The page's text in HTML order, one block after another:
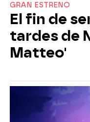
GRAN ESTRENO
El fin de
tardes de
Matteo'